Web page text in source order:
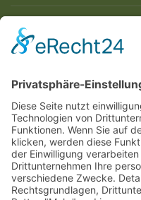
info@vertriebskick.de
+49 208 - 708 164 -
News von
Mehrweghelden auf
Bitte beachten Sie,
Gewerbetreibende und
Privatpersonen sind von
ausgeschlossen.